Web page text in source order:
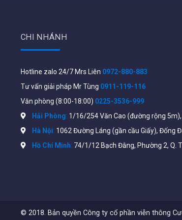
CHI NHÁNH
Hotline zalo 24/7 Mrs Liên 0972-880-883
Tư vấn giải pháp Mr Tùng 0911-119-116
Văn phòng (8:00-18:00) 0225-3536-999
Hải Phòng: 1/16/254 Văn Cao (đường rộng 5m),
Hà Nội: 1062 Đường Láng (gần cầu Giấy), Đống
Hồ Chí Minh: 74/1/12 Bạch Đằng, Phường 2, Q.
© 2018. Bản quyền Công ty cổ phần viễn thông